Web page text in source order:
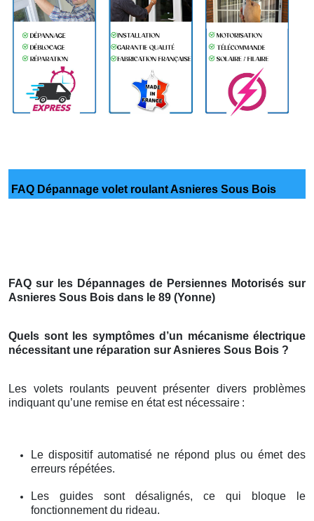
FAQ Dépannage volet roulant Asnieres Sous Bois
FAQ sur les Dépannages de Persiennes Motorisés sur
Asnieres Sous Bois dans le 89 (Yonne)
Quels sont les symptômes d’un mécanisme électrique
nécessitant une réparation sur Asnieres Sous Bois ?
Les volets roulants peuvent présenter divers problèmes
indiquant qu’une remise en état est nécessaire :
Le dispositif automatisé ne répond plus ou émet des
erreurs répétées.
Les guides sont désalignés, ce qui bloque le
fonctionnement du rideau.